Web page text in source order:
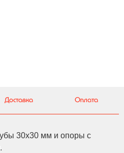
Доставка Оплата
30x30 мм и опоры с